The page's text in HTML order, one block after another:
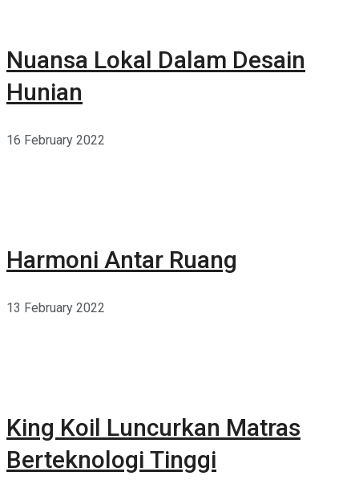
Nuansa Lokal Dalam Desain
Hunian
16 February 2022
Harmoni Antar Ruang
13 February 2022
King Koil Luncurkan Matras
Berteknologi Tinggi